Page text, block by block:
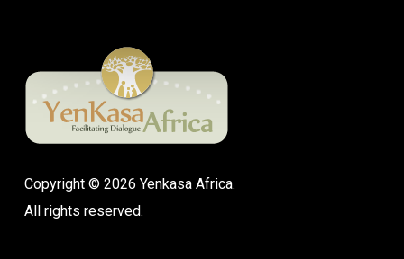
Copyright © 2026 Yenkasa Africa.
All rights reserved.